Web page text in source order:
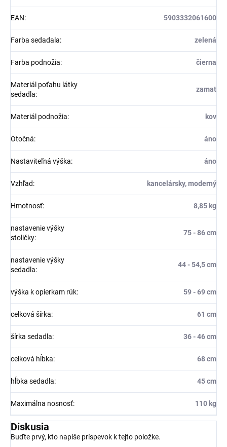
EAN: 5903332061600
Farba sedadala: zelená
Farba podnožia: čierna
Materiál poťahu látky
sedadla:
zamat
Materiál podnožia: kov
Otočná: áno
Nastaviteľná výška: áno
Vzhľad: kancelársky, moderný
Hmotnosť: 8,85 kg
nastavenie výšky
stoličky:
75 - 86 cm
nastavenie výšky
sedadla:
44 - 54,5 cm
výška k opierkam rúk: 59 - 69 cm
celková šírka: 61 cm
šírka sedadla: 36 - 46 cm
celková hĺbka: 68 cm
hĺbka sedadla: 45 cm
Maximálna nosnosť: 110 kg
Diskusia
Buďte prvý, kto napíše príspevok k tejto položke.